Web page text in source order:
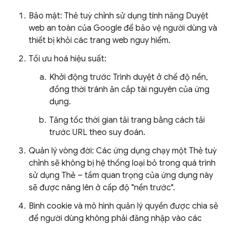
Bảo mật: Thẻ tuỳ chỉnh sử dụng tính năng Duyệt
web an toàn của Google để bảo vệ người dùng và
thiết bị khỏi các trang web nguy hiểm.
Tối ưu hoá hiệu suất:
Khởi động trước Trình duyệt ở chế độ nền,
đồng thời tránh ăn cắp tài nguyên của ứng
dụng.
Tăng tốc thời gian tải trang bằng cách tải
trước URL theo suy đoán.
Quản lý vòng đời: Các ứng dụng chạy một Thẻ tuỳ
chỉnh sẽ không bị hệ thống loại bỏ trong quá trình
sử dụng Thẻ – tầm quan trọng của ứng dụng này
sẽ được nâng lên ở cấp độ "nền trước".
Bình cookie và mô hình quản lý quyền được chia sẻ
để người dùng không phải đăng nhập vào các